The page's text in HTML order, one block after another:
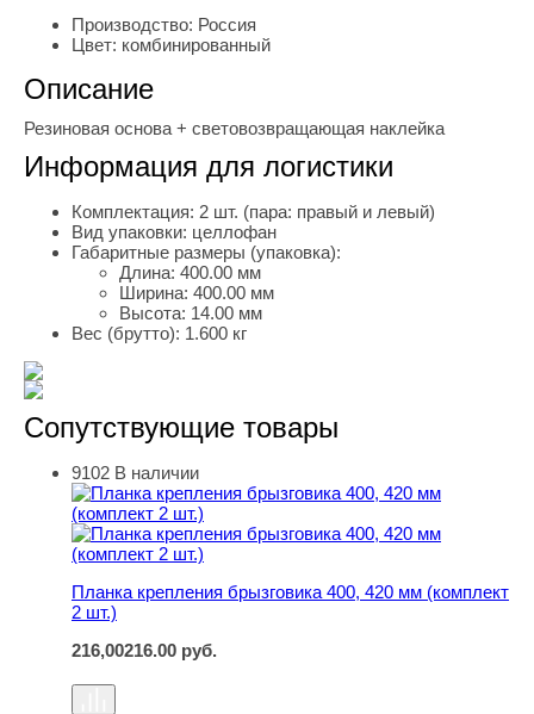
Производство: Россия
Цвет: комбинированный
Описание
Резиновая основа + световозвращающая наклейка
Информация для логистики
Комплектация: 2 шт. (пара: правый и левый)
Вид упаковки: целлофан
Габаритные размеры (упаковка):
Длина: 400.00 мм
Ширина: 400.00 мм
Высота: 14.00 мм
Вес (брутто): 1.600 кг
Сопутствующие товары
Планка крепления брызговика 400, 420 мм (комплект 2
9102 В наличии
Планка крепления брызговика 400, 420 мм (комплект
2 шт.)
216,00216.00 руб.